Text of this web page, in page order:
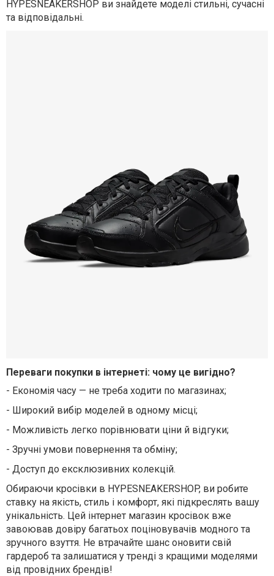
HYPESNEAKERSHOP ви знайдете моделі стильні, сучасні
та відповідальні.
Переваги покупки в інтернеті: чому це вигідно?
- Економія часу — не треба ходити по магазинах;
- Широкий вибір моделей в одному місці;
- Можливість легко порівнювати ціни й відгуки;
- Зручні умови повернення та обміну;
- Доступ до ексклюзивних колекцій.
Обираючи кросівки в HYPESNEAKERSHOP, ви робите
ставку на якість, стиль і комфорт, які підкреслять вашу
унікальність. Цей інтернет магазин кросівок вже
завоював довіру багатьох поціновувачів модного та
зручного взуття. Не втрачайте шанс оновити свій
гардероб та залишатися у тренді з кращими моделями
від провідних брендів!